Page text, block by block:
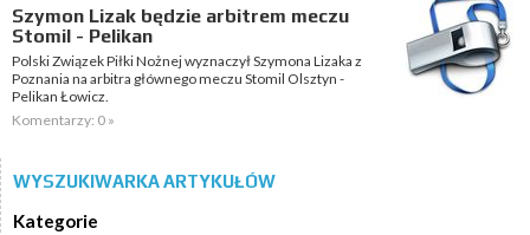
Szymon Lizak będzie arbitrem meczu
Stomil - Pelikan
Polski Związek Piłki Nożnej wyznaczył Szymona Lizaka z
Poznania na arbitra głównego meczu Stomil Olsztyn -
Pelikan Łowicz.
Komentarzy: 0 »
WYSZUKIWARKA ARTYKUŁÓW
Kategorie